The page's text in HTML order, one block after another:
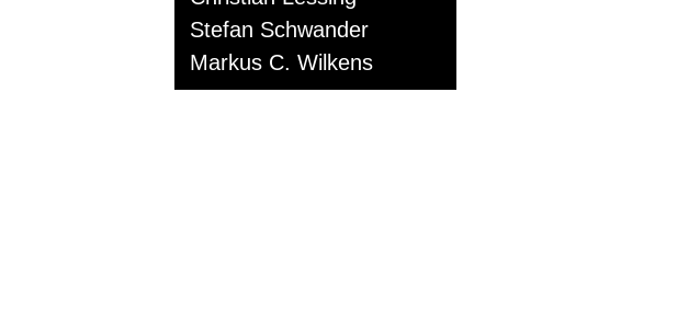
Stefan Schwander
Markus C. Wilkens